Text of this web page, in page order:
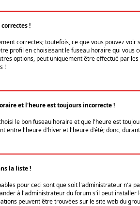
!
correctes; toutefois, ce que vous pouvez
profil en choisissant le fuseau horaire qui vous
options, peut uniquement être effectué par
!
et l'heure est toujours incorrecte !
le bon fuseau horaire et que l'heure est
entre l'heure d'hiver et l'heure d'été; donc,
la liste !
pour ceci sont que soit l'administrateur n'a
à l'administrateur du forum s'il peut
peuvent être trouvées sur le site web du